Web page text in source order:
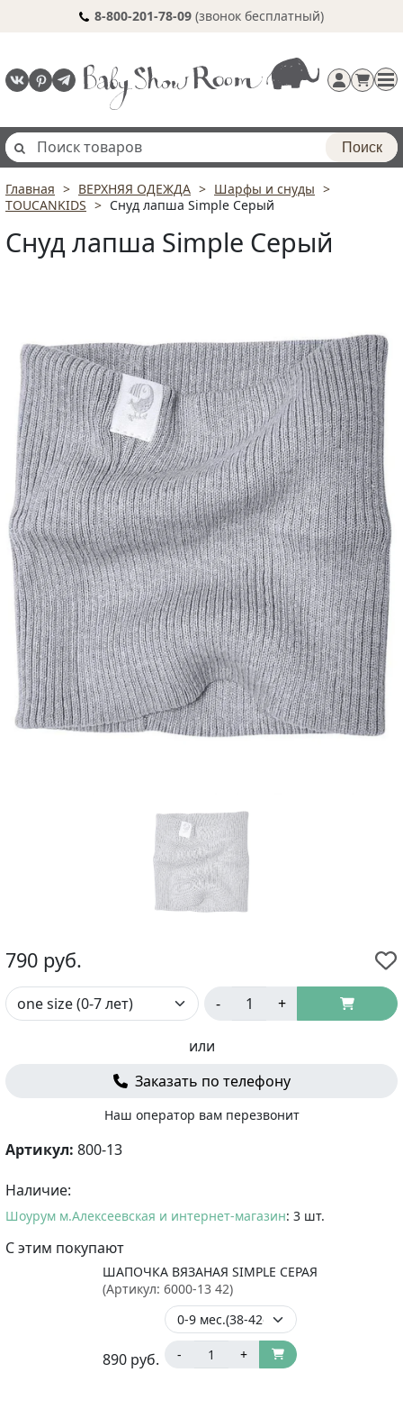
8-800-201-78-09 (звонок бесплатный)
Поиск
Главная ВЕРХНЯЯ ОДЕЖДА
Шарфы и снуды
TOUCANKIDS
Снуд лапша Simple Серый
Снуд лапша Simple Серый
790 руб.
- +
или
Заказать по телефону
Наш оператор вам перезвонит
Артикул: 800-13
Наличие:
Шоурум м.Алексеевская и интернет-магазин: 3 шт.
С этим покупают
ШАПОЧКА ВЯЗАНАЯ SIMPLE СЕРАЯ
(Артикул: 6000-13 42)
890 руб. - +